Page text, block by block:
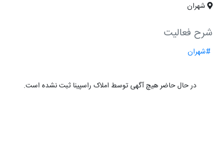
شهران
شرح فعالیت
#شهران
در حال حاضر هیچ آگهی توسط املاک راسپینا ثبت نشده است.